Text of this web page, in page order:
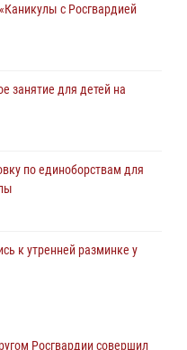
с Росгвардией
занятие для детей на
по единоборствам для
к утренней разминке у
Росгвардии совершил